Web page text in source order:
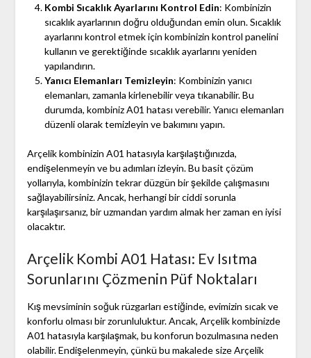
Kombi Sıcaklık Ayarlarını Kontrol Edin: Kombinizin
sıcaklık ayarlarının doğru olduğundan emin olun. Sıcaklık
ayarlarını kontrol etmek için kombinizin kontrol panelini
kullanın ve gerektiğinde sıcaklık ayarlarını yeniden
yapılandırın.
Yanıcı Elemanları Temizleyin: Kombinizin yanıcı
elemanları, zamanla kirlenebilir veya tıkanabilir. Bu
durumda, kombiniz A01 hatası verebilir. Yanıcı elemanları
düzenli olarak temizleyin ve bakımını yapın.
Arçelik kombinizin A01 hatasıyla karşılaştığınızda,
endişelenmeyin ve bu adımları izleyin. Bu basit çözüm
yollarıyla, kombinizin tekrar düzgün bir şekilde çalışmasını
sağlayabilirsiniz. Ancak, herhangi bir ciddi sorunla
karşılaşırsanız, bir uzmandan yardım almak her zaman en iyisi
olacaktır.
Arçelik Kombi A01 Hatası: Ev Isıtma
Sorunlarını Çözmenin Püf Noktaları
Kış mevsiminin soğuk rüzgarları estiğinde, evimizin sıcak ve
konforlu olması bir zorunluluktur. Ancak, Arçelik kombinizde
A01 hatasıyla karşılaşmak, bu konforun bozulmasına neden
olabilir. Endişelenmeyin, çünkü bu makalede size Arçelik